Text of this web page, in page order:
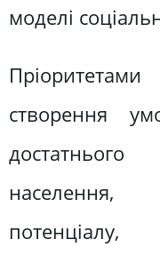
моделі
Пріоритетами
створення
населення,